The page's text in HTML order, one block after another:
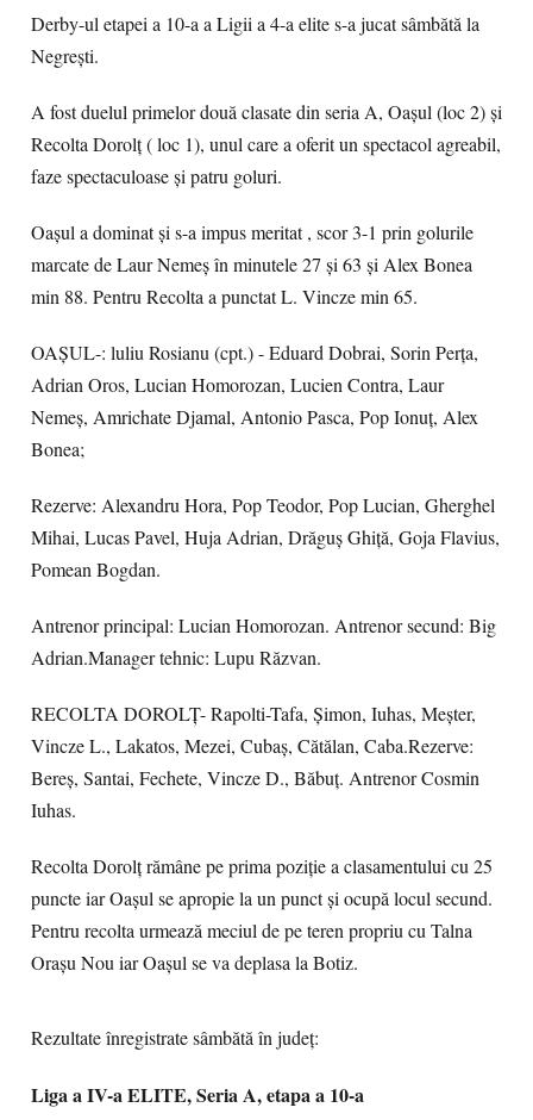
Derby-ul etapei a 10-a a Ligii a 4-a elite s-a jucat sâmbătă la
Negrești.
A fost duelul primelor două clasate din seria A, Oașul (loc 2) și
Recolta Dorolț ( loc 1), unul care a oferit un spectacol agreabil,
faze spectaculoase și patru goluri.
Oașul a dominat și s-a impus meritat , scor 3-1 prin golurile
marcate de Laur Nemeș în minutele 27 și 63 și Alex Bonea
min 88. Pentru Recolta a punctat L. Vincze min 65.
OAȘUL-: luliu Rosianu (cpt.) - Eduard Dobrai, Sorin Perța,
Adrian Oros, Lucian Homorozan, Lucien Contra, Laur
Nemeș, Amrichate Djamal, Antonio Pasca, Pop Ionuț, Alex
Bonea;
Rezerve: Alexandru Hora, Pop Teodor, Pop Lucian, Gherghel
Mihai, Lucas Pavel, Huja Adrian, Drăguș Ghiță, Goja Flavius,
Pomean Bogdan.
Antrenor principal: Lucian Homorozan. Antrenor secund: Big
Adrian.Manager tehnic: Lupu Răzvan.
RECOLTA DOROLȚ- Rapolti-Tafa, Șimon, Iuhas, Meșter,
Vincze L., Lakatos, Mezei, Cubaș, Cătălan, Caba.Rezerve:
Bereș, Santai, Fechete, Vincze D., Băbuț. Antrenor Cosmin
Iuhas.
Recolta Dorolț rămâne pe prima poziție a clasamentului cu 25
puncte iar Oașul se apropie la un punct și ocupă locul secund.
Pentru recolta urmează meciul de pe teren propriu cu Talna
Orașu Nou iar Oașul se va deplasa la Botiz.
Rezultate înregistrate sâmbătă în județ:
Liga a IV-a ELITE, Seria A, etapa a 10-a